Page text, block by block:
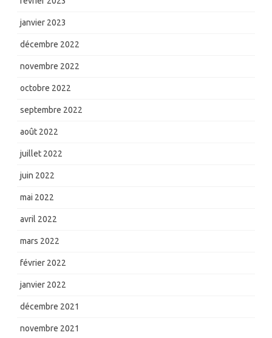
janvier 2023
décembre 2022
novembre 2022
octobre 2022
septembre 2022
août 2022
juillet 2022
juin 2022
mai 2022
avril 2022
mars 2022
février 2022
janvier 2022
décembre 2021
novembre 2021